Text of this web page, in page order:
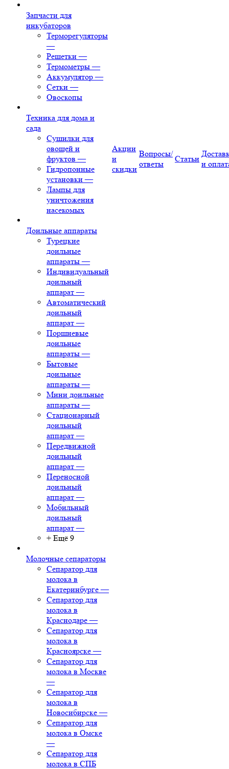
Запчасти для
инкубаторов
Терморегуляторы
—
Решетки —
Термометры —
Аккумулятор —
Сетки —
Овоскопы
Техника для дома и
сада
Сушилки для
овощей и
фруктов —
Гидропонные
установки —
Лампы для
уничтожения
насекомых
Доильные аппараты
Турецкие
доильные
аппараты —
Индивидуальный
доильный
аппарат —
Автоматический
доильный
аппарат —
Поршневые
доильные
аппараты —
Бытовые
доильные
аппараты —
Мини доильные
аппараты —
Стационарный
доильный
аппарат —
Передвижной
доильный
аппарат —
Переносной
доильный
аппарат —
Мобильный
доильный
аппарат —
+ Ещё 9
Молочные сепараторы
Сепаратор для
молока в
Екатеринбурге —
Сепаратор для
молока в
Краснодаре —
Сепаратор для
молока в
Красноярске —
Сепаратор для
молока в Москве
—
Сепаратор для
молока в
Новосибирске —
Сепаратор для
молока в Омске
—
Сепаратор для
молока в СПБ
Акции
и
скидки
Вопросы/
ответы
Статьи
и